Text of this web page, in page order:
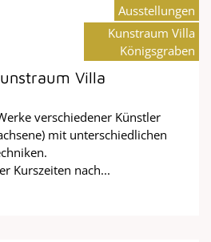
Villa
verschiedener Künstler
mit unterschiedlichen
Kurszeiten nach...
Ausstellungen
Kunstraum Villa
Königsgraben